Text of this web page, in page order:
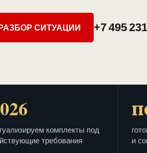
СИТУАЦИИ +7 495
комплекты под
требования
и